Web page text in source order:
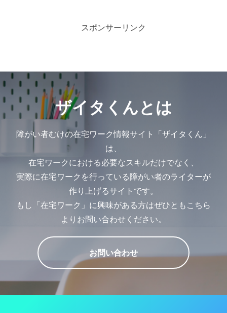
スポンサーリンク
ザイタくんとは
障がい者むけの在宅ワーク情報サイト「ザイタくん」
は、
在宅ワークにおける必要なスキルだけでなく、
実際に在宅ワークを行っている障がい者のライターが
作り上げるサイトです。
もし「在宅ワーク」に興味がある方はぜひともこちら
よりお問い合わせください。
お問い合わせ